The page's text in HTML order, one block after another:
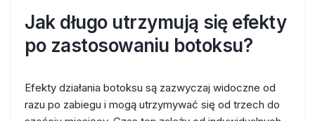
Jak długo utrzymują się efekty
po zastosowaniu botoksu?
Efekty działania botoksu są zazwyczaj widoczne od
razu po zabiegu i mogą utrzymywać się od trzech do